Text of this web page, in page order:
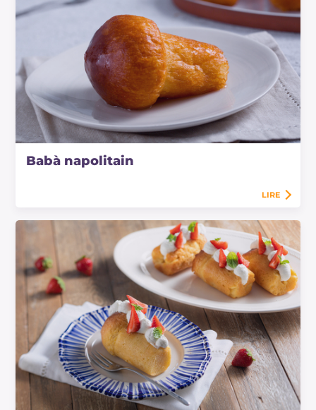
Babà napolitain
LIRE